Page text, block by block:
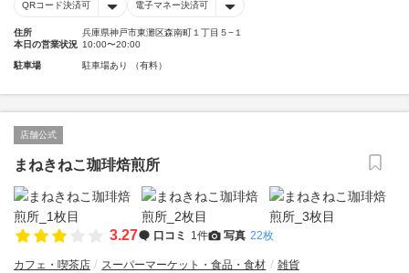
QRコード決済可 電子マネー決済可
住所
兵庫県神戸市東灘区森南町１丁目５−１
本日の営業状況 10:00〜20:00
駐車場 駐車場あり （有料）
店舗公式
まねきねこ珈琲焙煎所
3.27 口コミ 1件 写真 22枚
カフェ・喫茶店 スーパーマーケット・食品・食材 雑貨